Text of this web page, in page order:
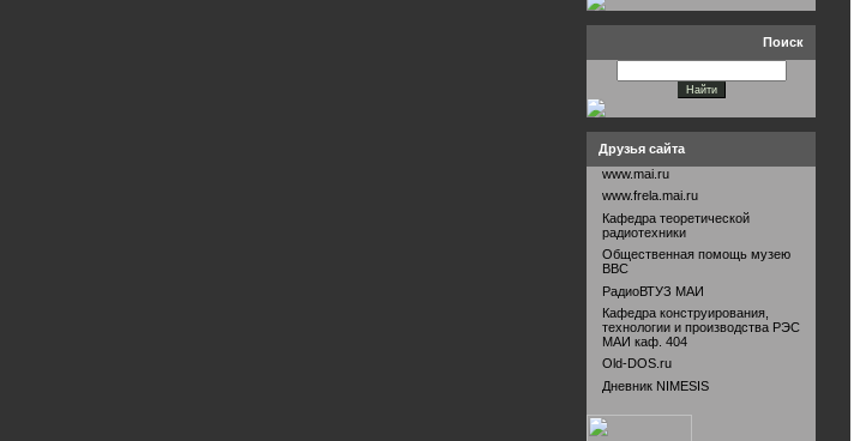
Поиск
Друзья сайта
www.mai.ru
www.frela.mai.ru
Кафедра теоретической
радиотехники
Общественная помощь музею
ВВС
РадиоВТУЗ МАИ
Кафедра конструирования,
технологии и производства РЭС
МАИ каф. 404
Old-DOS.ru
Дневник NIMESIS